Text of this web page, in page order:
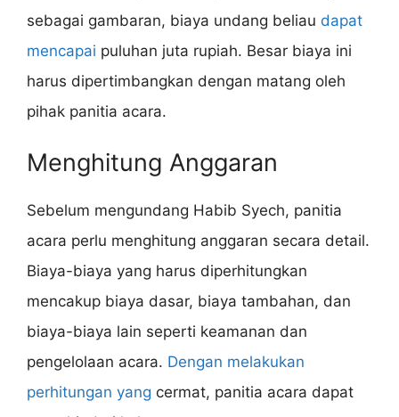
sebagai gambaran, biaya undang beliau dapat
mencapai puluhan juta rupiah. Besar biaya ini
harus dipertimbangkan dengan matang oleh
pihak panitia acara.
Menghitung Anggaran
Sebelum mengundang Habib Syech, panitia
acara perlu menghitung anggaran secara detail.
Biaya-biaya yang harus diperhitungkan
mencakup biaya dasar, biaya tambahan, dan
biaya-biaya lain seperti keamanan dan
pengelolaan acara. Dengan melakukan
perhitungan yang cermat, panitia acara dapat